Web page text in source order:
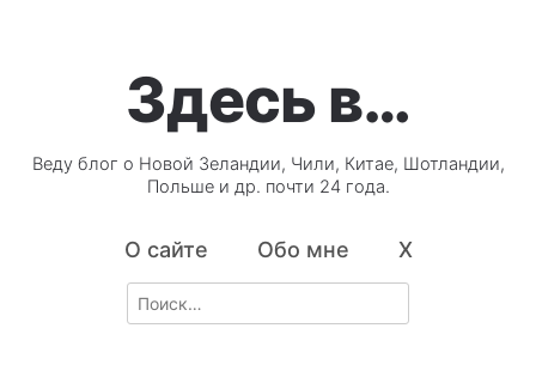
Здесь в…
Веду блог о Новой Зеландии, Чили, Китае, Шотландии,
Польше и др. почти 24 года.
О сайте Обо мне X
Search
for: